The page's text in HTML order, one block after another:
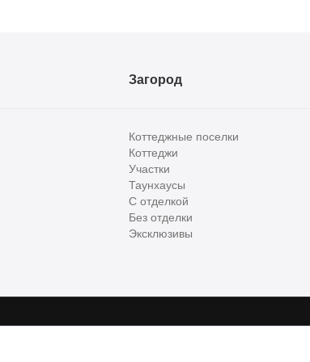
Загород
Коттеджные поселки
Коттеджи
Участки
Таунхаусы
С отделкой
Без отделки
Эксклюзивы
класса в России. Используя сервис, вы соглашаетесь с